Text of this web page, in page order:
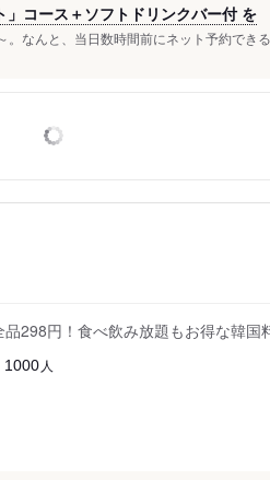
コース＋ソフトドリンクバー付 を
なんと、当日数時間前にネット予約でき
298円！食べ飲み放題もお得な韓
1000 人